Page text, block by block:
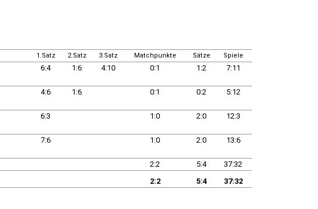
1.Satz 2.Satz 3.Satz Matchpunkte Sätze Spiele
6:4 1:6 4:10 0:1 1:2 7:11
4:6 1:6 0:1 0:2 5:12
6:3 1:0 2:0 12:3
7:6 1:0 2:0 13:6
2:2 5:4
37:32
2:2 5:4 37:32